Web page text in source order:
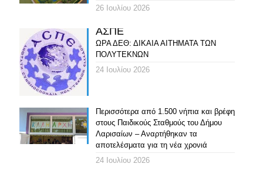
26 Ιουλίου 2026
ΑΣΠΕ
ΩΡΑ ΔΕΘ: ΔΙΚΑΙΑ ΑΙΤΗΜΑΤΑ ΤΩΝ
ΠΟΛΥΤΕΚΝΩΝ
24 Ιουλίου 2026
Περισσότερα από 1.500 νήπια και βρέφη
στους Παιδικούς Σταθμούς του Δήμου
Λαρισαίων – Αναρτήθηκαν τα
αποτελέσματα για τη νέα χρονιά
24 Ιουλίου 2026